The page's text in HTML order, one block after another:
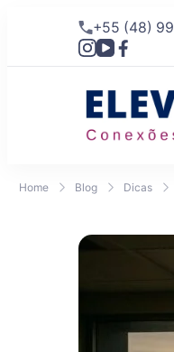
+55 (48)
Home Blog Dicas